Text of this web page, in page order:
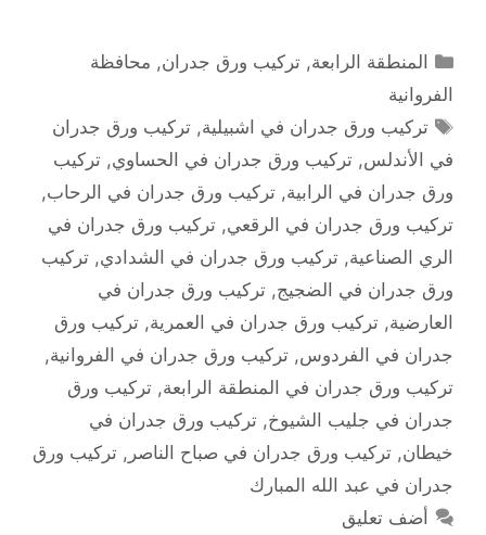
التصنيفات
المنطقة الرابعة,تركيب ورق جدران, محافظة
الفروانية
الوسوم
تركيب ورق جدران في اشبيلية,تركيب ورق جدران
في الأندلس, تركيب ورق جدران في الحساوي, تركيب
ورق جدران في الرابية, تركيب ورق جدران في الرحاب,
تركيب ورق جدران في الرقعي, تركيب ورق جدران في
الري الصناعية, تركيب ورق جدران في الشدادي, تركيب
ورق جدران في الضجيج, تركيب ورق جدران في
العارضية, تركيب ورق جدران في العمرية, تركيب ورق
جدران في الفردوس, تركيب ورق جدران في الفروانية,
تركيب ورق جدران في المنطقة الرابعة, تركيب ورق
جدران في جليب الشيوخ, تركيب ورق جدران في
خيطان, تركيب ورق جدران في صباح الناصر , تركيب ورق
جدران في عبد الله المبارك
أضف تعليق